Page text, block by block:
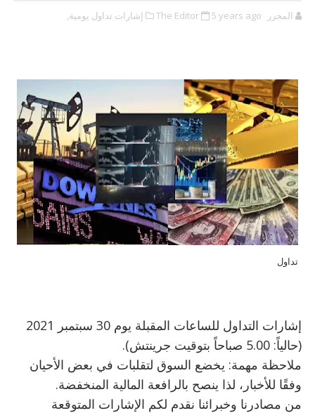
المحرر The Editor 5 years ago إشارات تداول يومية,
تداول
إشارات التداول للساعات المقبلة يوم 30 سبتمبر 2021
(حالياً: 5.00 صباحاً بتوقيت جرينتش).
ملاحظة مهمة: يخضع السوق لتقلبات في بعض الأحيان
وفقًا للأخبار، لذا ينصح بالرافعة المالية المنخفضة.
من مصادرنا وخبرائنا نقدم لكم الإشارات المتوقعة